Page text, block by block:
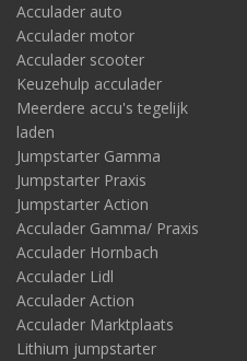
Acculader auto
Acculader motor
Acculader scooter
Keuzehulp acculader
Meerdere accu's tegelijk
laden
Jumpstarter Gamma
Jumpstarter Praxis
Jumpstarter Action
Acculader Gamma/ Praxis
Acculader Hornbach
Acculader Lidl
Acculader Action
Acculader Marktplaats
Lithium jumpstarter